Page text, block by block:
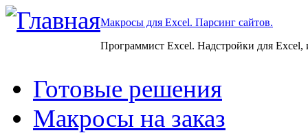
Макросы для Excel. Парсинг сайтов.
Программист Excel. Надстройки для Excel,
Готовые решения
Макросы на заказ